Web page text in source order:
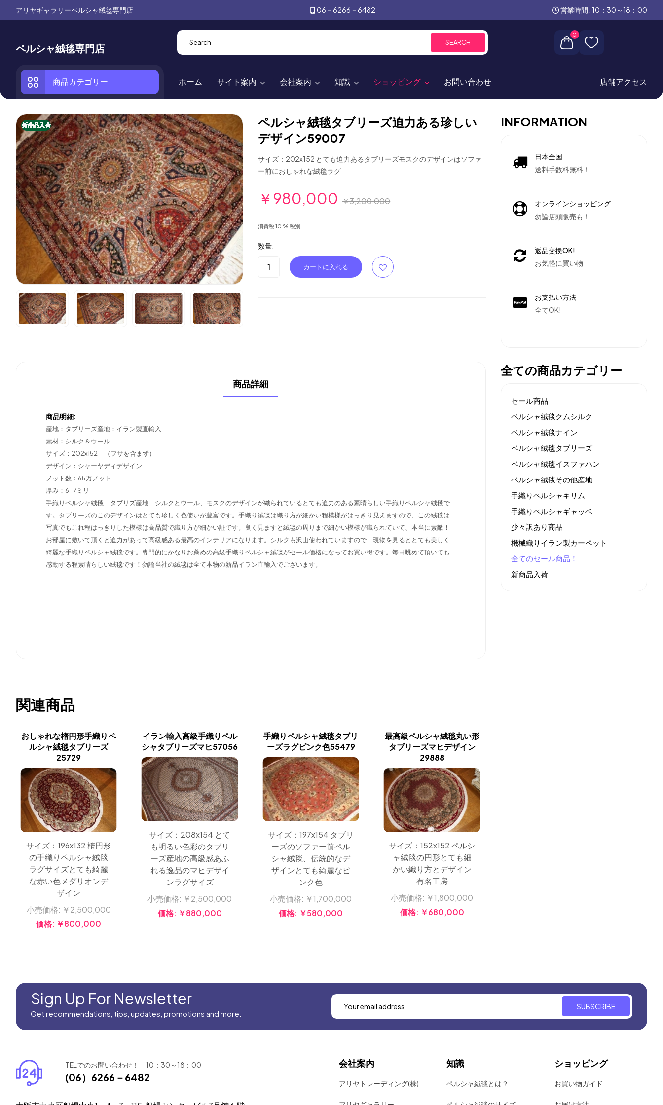
アリヤギャラリーペルシャ絨毯専門店 06－6266－6482 営業時間 : 10：30～18：00
ペルシャ絨毯専門店 SEARCH
0
商品カテゴリー ホーム サイト案内 会社案内 知識 ショッピング お問い合わせ 店舗アクセス
ペルシャ絨毯タブリーズ迫力ある珍しい
デザイン59007
サイズ：202x152 とても迫力あるタブリーズモスクのデザインはソファ
ー前におしゃれな絨毯ラグ
￥980,000 ￥3,200,000
消費税 10 % 税別
数量:
商品詳細
商品明細:
産地：タブリーズ産地：イラン製直輸入
素材：シルク＆ウール
サイズ：202x152 （フサを含まず）
デザイン：シャーヤディデザイン
ノット数：65万ノット
厚み：6-7ミリ
手織りペルシャ絨毯 タブリズ産地 シルクとウール、モスクのデザインが織られているとても迫力のある素晴らしい手織りペルシャ絨毯で
す。タブリーズのこのデザインはとても珍しく色使いが豊富です。手織り絨毯は織り方が細かい程模様がはっきり見えますので、この絨毯は
写真でもこれ程はっきりした模様は高品質で織り方が細かい証です。良く見ますと絨毯の周りまで細かい模様が織られていて、本当に素敵！
お部屋に敷いて頂くと迫力があって高級感ある最高のインテリアになります。シルクも沢山使われていますので、現物を見るととても美しく
綺麗な手織りペルシャ絨毯です。専門的にかなりお薦めの高級手織りペルシャ絨毯がセール価格になってお買い得です。毎日眺めて頂いても
感動する程素晴らしい絨毯です！勿論当社の絨毯は全て本物の新品イラン直輸入でございます。
関連商品
おしゃれな楕円形手織りペ
ルシャ絨毯タブリーズ
25729
サイズ：196x132 楕円形
の手織りペルシャ絨毯
ラグサイズとても綺麗
な赤い色メダリオンデ
ザイン
小売価格:￥2,500,000
価格: ￥800,000
イラン輸入高級手織りペル
シャタブリーズマヒ57056
サイズ：208x154 とて
も明るい色彩のタブリ
ーズ産地の高級感あふ
れる逸品のマヒデザイ
ンラグサイズ
小売価格:￥2,500,000
価格: ￥880,000
手織りペルシャ絨毯タブリ
ーズラグピンク色55479
サイズ：197x154 タブリ
ーズのソファー前ペル
シャ絨毯、伝統的なデ
ザインとても綺麗なピ
ンク色
小売価格:￥1,700,000
価格: ￥580,000
最高級ペルシャ絨毯丸い形
タブリーズマヒデザイン
29888
サイズ：152x152 ペルシ
ャ絨毯の円形とても細
かい織り方とデザイン
有名工房
小売価格:￥1,800,000
価格: ￥680,000
INFORMATION
日本全国
送料手数料無料！
オンラインショッピング
勿論店頭販売も！
返品交換OK!
お気軽に買い物
お支払い方法
全てOK!
全ての商品カテゴリー
セール商品
ペルシャ絨毯クムシルク
ペルシャ絨毯ナイン
ペルシャ絨毯タブリーズ
ペルシャ絨毯イスファハン
ペルシャ絨毯その他産地
手織りペルシャキリム
手織りペルシャギャッベ
少々訳あり商品
機械織りイラン製カーペット
全てのセール商品！
新商品入荷
Sign Up For Newsletter
Get recommendations, tips, updates, promotions and more.
SUBSCRIBE
TELでのお問い合わせ！ 10：30～18：00
(06）6266－6482
会社案内
アリヤトレーディング(株)
知識
ペルシャ絨毯とは？
ショッピング
お買い物ガイド